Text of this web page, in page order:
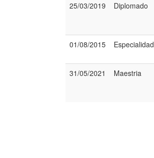
25/03/2019 Diplomado
01/08/2015 Especialidad
31/05/2021
Maestria